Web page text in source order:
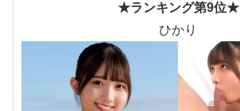
★ランキング第9位★
ひかり